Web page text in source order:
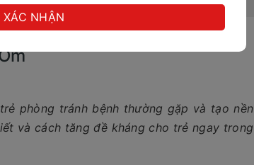
phòng tránh bệnh thường gặp và tạo nền
và cách tăng đề kháng cho trẻ ngay trong
XÁC NHẬN